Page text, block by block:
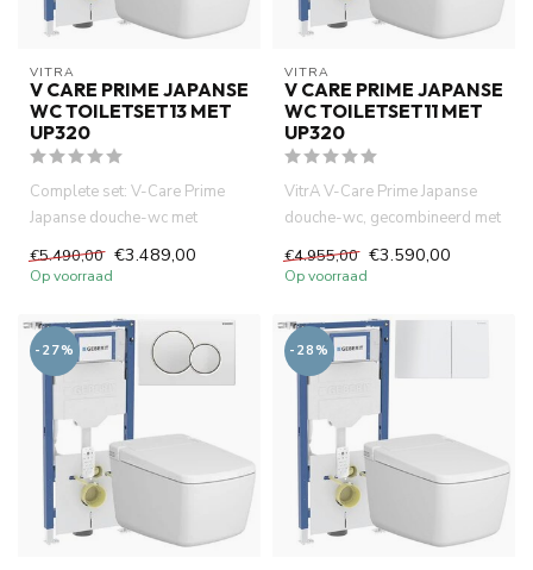
VITRA
V CARE PRIME JAPANSE
WC TOILETSET13 MET
UP320
Complete set: V-Care Prime
Japanse douche-wc met
Geberit UP320
inbouwreservoir e...
€5.490,00 €3.489,00
Op voorraad
VITRA
V CARE PRIME JAPANSE
WC TOILETSET11 MET
UP320
VitrA V-Care Prime Japanse
douche-wc, gecombineerd met
het Geberit UP320 inbouwr...
€4.955,00 €3.590,00
Op voorraad
-27% -28%